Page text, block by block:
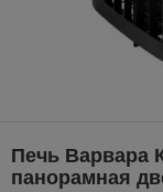
Печь Варвара
панорамная